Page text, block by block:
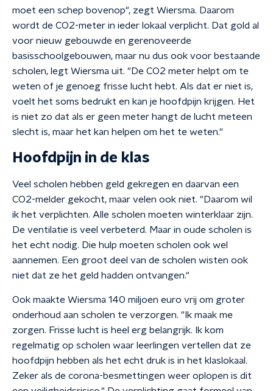
moet een schep bovenop", zegt Wiersma. Daarom
wordt de CO2-meter in ieder lokaal verplicht. Dat gold al
voor nieuw gebouwde en gerenoveerde
basisschoolgebouwen, maar nu dus ook voor bestaande
scholen, legt Wiersma uit. "De CO2 meter helpt om te
weten of je genoeg frisse lucht hebt. Als dat er niet is,
voelt het soms bedrukt en kan je hoofdpijn krijgen. Het
is niet zo dat als er geen meter hangt de lucht meteen
slecht is, maar het kan helpen om het te weten."
Hoofdpijn in de klas
Veel scholen hebben geld gekregen en daarvan een
CO2-melder gekocht, maar velen ook niet. "Daarom wil
ik het verplichten. Alle scholen moeten winterklaar zijn.
De ventilatie is veel verbeterd. Maar in oude scholen is
het echt nodig. Die hulp moeten scholen ook wel
aannemen. Een groot deel van de scholen wisten ook
niet dat ze het geld hadden ontvangen."
Ook maakte Wiersma 140 miljoen euro vrij om groter
onderhoud aan scholen te verzorgen. "Ik maak me
zorgen. Frisse lucht is heel erg belangrijk. Ik kom
regelmatig op scholen waar leerlingen vertellen dat ze
hoofdpijn hebben als het echt druk is in het klaslokaal.
Zeker als de corona-besmettingen weer oplopen is dit